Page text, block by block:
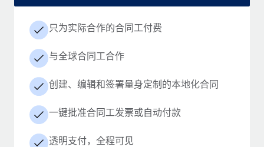
只为实际合作的合同工付费
与全球合同工合作
创建、编辑和签署量身定制的本地化合同
一键批准合同工发票或自动付款
透明支付，全程可见